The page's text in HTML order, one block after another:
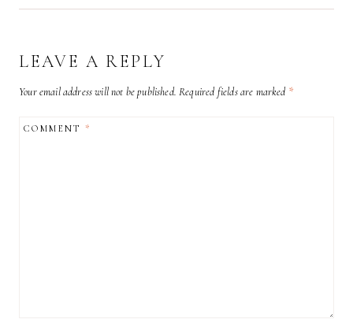
LEAVE A REPLY
Your email address will not be published. Required fields are marked *
COMMENT*